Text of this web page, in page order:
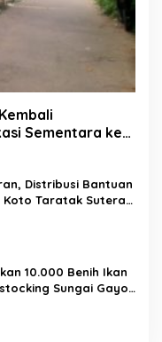
Sementara ke
Distribusi Bantuan
Koto Taratak Sutera
10.000 Benih Ikan
Sungai Gayo